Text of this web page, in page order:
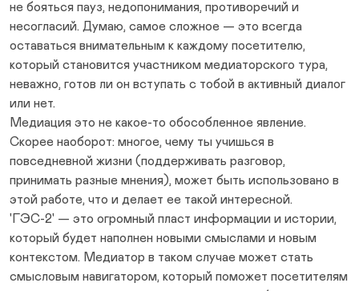
не бояться пауз, недопонимания, противоречий и
несогласий. Думаю, самое сложное — это всегда
оставаться внимательным к каждому посетителю,
который становится участником медиаторского тура,
неважно, готов ли он вступать с тобой в активный диалог
или нет.
Медиация это не какое-то обособленное явление.
Скорее наоборот: многое, чему ты учишься в
повседневной жизни (поддерживать разговор,
принимать разные мнения), может быть использовано в
этой работе, что и делает ее такой интересной.
'ГЭС-2' — это огромный пласт информации и истории,
который будет наполнен новыми смыслами и новым
контекстом. Медиатор в таком случае может стать
смысловым навигатором, который поможет посетителям